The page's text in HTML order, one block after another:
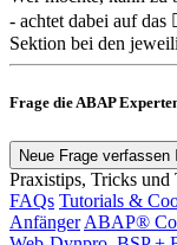
- achtet dabei auf das
Sektion bei den
Frage die ABAP
Neue Frage verfassen
Praxistips, Tricks
FAQs Tutorials &
AnfängerABAP®